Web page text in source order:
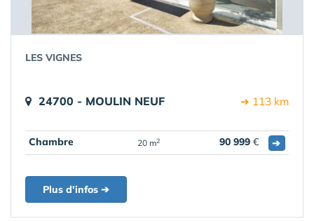
LES VIGNES
24700 - MOULIN NEUF ➔ 113 km
Chambre 20 m2 90 999 € ➔
Plus d'infos ➔